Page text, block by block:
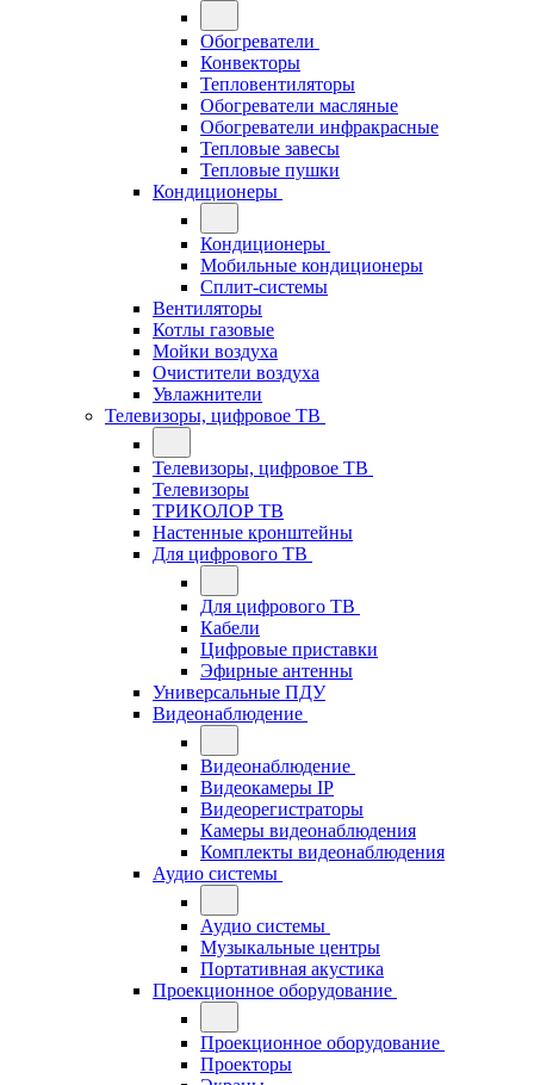
Обогреватели
Конвекторы
Тепловентиляторы
Обогреватели масляные
Обогреватели инфракрасные
Тепловые завесы
Тепловые пушки
Кондиционеры
Кондиционеры
Мобильные кондиционеры
Сплит-системы
Вентиляторы
Котлы газовые
Мойки воздуха
Очистители воздуха
Увлажнители
Телевизоры, цифровое ТВ
Телевизоры, цифровое ТВ
Телевизоры
ТРИКОЛОР ТВ
Настенные кронштейны
Для цифрового ТВ
Для цифрового ТВ
Кабели
Цифровые приставки
Эфирные антенны
Универсальные ПДУ
Видеонаблюдение
Видеонаблюдение
Видеокамеры IP
Видеорегистраторы
Камеры видеонаблюдения
Комплекты видеонаблюдения
Аудио системы
Аудио системы
Музыкальные центры
Портативная акустика
Проекционное оборудование
Проекционное оборудование
Проекторы